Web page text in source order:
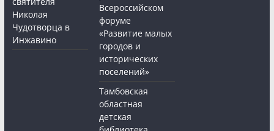
Николая
Чудотворца в
Инжавино
Всероссийском
форуме
«Развитие малых
городов и
исторических
поселений»
Тамбовская
областная
детская